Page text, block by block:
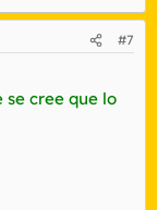
#7
cree que lo